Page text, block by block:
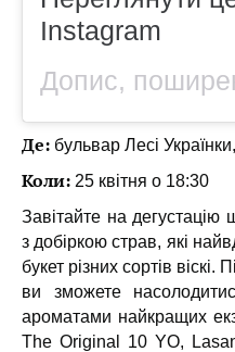
Instagram
Де: бульвар Лесі
Коли: 25 квітня о 18:30
Завітайте на дегустацію
з добіркою страв, які
букет різних сортів віскі.
ви зможете
ароматами найкращих
The Original 10 YO,